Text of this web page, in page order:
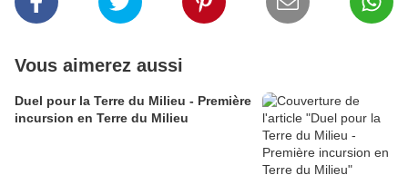
Vous aimerez aussi
Duel pour la Terre du Milieu - Première
incursion en Terre du Milieu